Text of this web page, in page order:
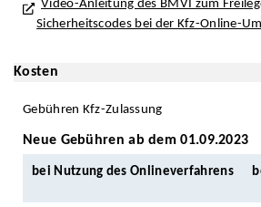
Video-Anleitung des BMVI zum
Sicherheitscodes bei der Kfz-Online-
Kosten
Gebühren Kfz-Zulassung
Neue Gebühren ab dem 01.09.2023
bei Nutzung des Onlineverfahrens